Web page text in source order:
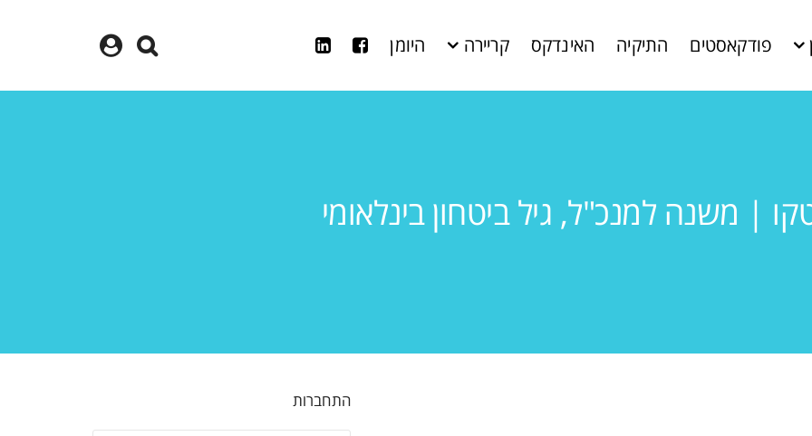
פודקאסטים התיקיה האינדקס קריירה היומן
| משנה למנכ"ל, גיל ביטחון בינלאומי
התחברות